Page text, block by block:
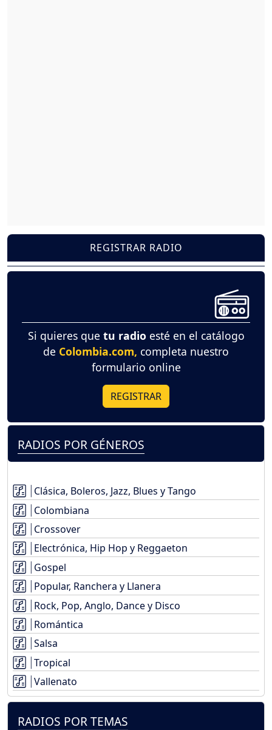
REGISTRAR RADIO
Si quieres que tu radio esté en el catálogo
de Colombia.com, completa nuestro
formulario online
REGISTRAR
RADIOS POR GÉNEROS
Clásica, Boleros, Jazz, Blues y Tango
Colombiana
Crossover
Electrónica, Hip Hop y Reggaeton
Gospel
Popular, Ranchera y Llanera
Rock, Pop, Anglo, Dance y Disco
Romántica
Salsa
Tropical
Vallenato
RADIOS POR TEMAS